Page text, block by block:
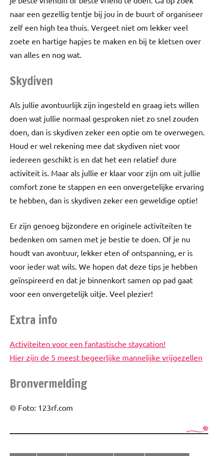
naar een gezellig tentje bij jou in de buurt of organiseer
zelf een high tea thuis. Vergeet niet om lekker veel
zoete en hartige hapjes te maken en bij te kletsen over
van alles en nog wat.
Skydiven
Als jullie avontuurlijk zijn ingesteld en graag iets willen
doen wat jullie normaal gesproken niet zo snel zouden
doen, dan is skydiven zeker een optie om te overwegen.
Houd er wel rekening mee dat skydiven niet voor
iedereen geschikt is en dat het een relatief dure
activiteit is. Maar als jullie er klaar voor zijn om uit jullie
comfort zone te stappen en een onvergetelijke ervaring
te hebben, dan is skydiven zeker een geweldige optie!
Er zijn genoeg bijzondere en originele activiteiten te
bedenken om samen met je bestie te doen. Of je nu
houdt van avontuur, lekker eten of ontspanning, er is
voor ieder wat wils. We hopen dat deze tips je hebben
geïnspireerd en dat je binnenkort samen op pad gaat
voor een onvergetelijk uitje. Veel plezier!
Extra info
Activiteiten voor een fantastische staycation!
Hier zijn de 5 meest begeerlijke mannelijke vrijgezellen
Bronvermelding
© Foto: 123rf.com